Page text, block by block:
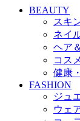
BEAUTY
スキ
ネイ
ヘア
コス
健康
FASHION
ジュ
ウェ